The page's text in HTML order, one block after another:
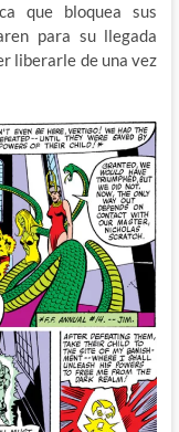
que bloquea sus
para su llegada
liberarle de una vez